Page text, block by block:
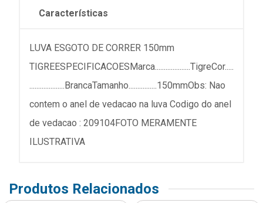
Características
LUVA ESGOTO DE CORRER 150mm
TIGREESPECIFICACOESMarca....................TigreCor.....
....................BrancaTamanho................150mmObs: Nao
contem o anel de vedacao na luva Codigo do anel
de vedacao : 209104FOTO MERAMENTE
ILUSTRATIVA
Produtos Relacionados